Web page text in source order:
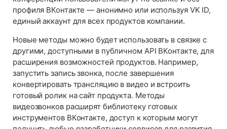
профиля ВКонтакте — анонимно или используя VK ID,
единый аккаунт для всех продуктов компании.
Новые методы можно будет использовать в связке с
другими, доступными в публичном API ВКонтакте, для
расширения возможностей продуктов. Например,
запустить запись звонка, после завершения
конвертировать трансляцию в видео и встроить
готовый ролик на сайт продукта. Методы
видеозвонков расширят библиотеку готовых
инструментов ВКонтакте, доступ к которым могут